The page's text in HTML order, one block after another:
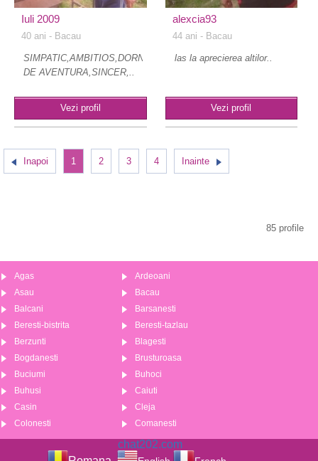
Iuli 2009
40 ani - Bacau
SIMPATIC,AMBITIOS,DORNIC
DE AVENTURA,SINCER,..
Vezi profil
alexcia93
44 ani - Bacau
las la aprecierea altilor..
Vezi profil
Inapoi 1 2 3 4 Inainte
85 profile
Agas
Ardeoani
Asau
Bacau
Balcani
Barsanesti
Beresti-bistrita
Beresti-tazlau
Berzunti
Blagesti
Bogdanesti
Brusturoasa
Buciumi
Buhoci
Buhusi
Caiuti
Casin
Cleja
Colonesti
Comanesti
chat202.com